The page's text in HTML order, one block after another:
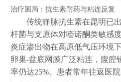
治疗困局：抗生素耐药与粘连反复
传统静脉抗生素在昆明已
杆菌与支原体对喹诺酮类敏感
炎症渗出物在高原低气压环境
卵巢-盆底网膜广泛粘连，腹腔
率仍达25%。患者常年往返医